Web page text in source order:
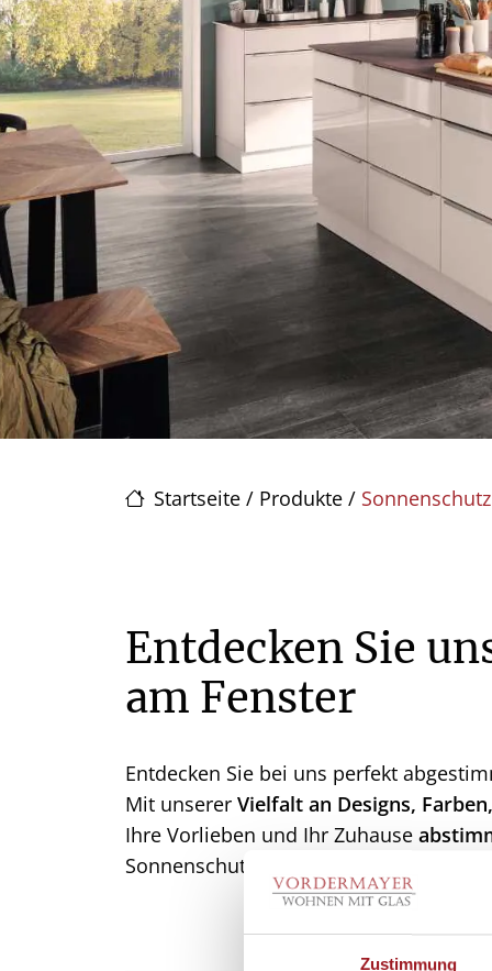
Zustimmung
Startseite / Produkte /
Entdecken Sie
am Fenster
Entdecken Sie bei uns perfekt
Mit unserer Vielfalt an Designs,
Ihre Vorlieben und Ihr Zuhause
Sonnenschutz am Fenster.